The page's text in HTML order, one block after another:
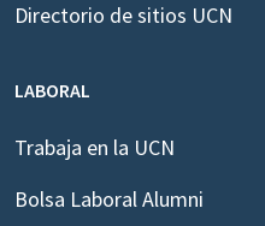
Directorio de sitios UCN
LABORAL
Trabaja en la UCN
Bolsa Laboral Alumni